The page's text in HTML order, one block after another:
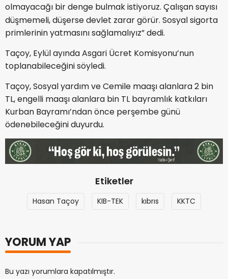
olmayacağı bir denge bulmak istiyoruz. Çalışan sayısı
düşmemeli, düşerse devlet zarar görür. Sosyal sigorta
primlerinin yatmasını sağlamalıyız” dedi.
Taçoy, Eylül ayında Asgari Ücret Komisyonu’nun
toplanabileceğini söyledi.
Taçoy, Sosyal yardım ve Cemile maaşı alanlara 2 bin
TL, engelli maaşı alanlara bin TL bayramlık katkıları
Kurban Bayramı’ndan önce perşembe günü
ödenebileceğini duyurdu.
Etiketler
Hasan Taçoy KIB-TEK kıbrıs KKTC
YORUM YAP
Bu yazı yorumlara kapatılmıştır.